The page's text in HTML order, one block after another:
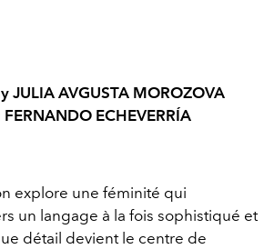
JULIA AVGUSTA MOROZOVA
ECHEVERRÍA
explore une féminité qui
un langage à la fois sophistiqué et
détail devient le centre de